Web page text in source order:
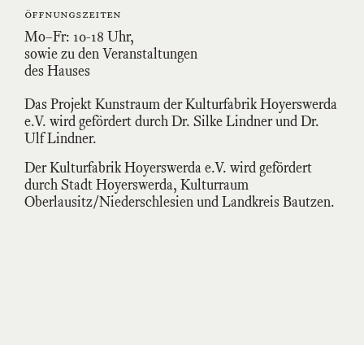
öffnungszeiten
Mo–Fr: 10-18 Uhr,
sowie zu den Veranstaltungen
des Hauses
Das Projekt Kunstraum der Kulturfabrik Hoyerswerda
e.V. wird gefördert durch Dr. Silke Lindner und Dr.
Ulf Lindner.
Der Kulturfabrik Hoyerswerda e.V. wird gefördert
durch Stadt Hoyerswerda, Kulturraum
Oberlausitz/Niederschlesien und Landkreis Bautzen.